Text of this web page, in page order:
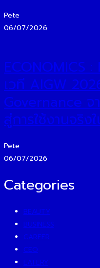
Pete
06/07/2026
ECONOMICS :
เวที AIGW
Governance จ
สู่การใช้งานจริง
Pete
06/07/2026
Categories
BEAUTY
BUSINESS
CAREER
CEO
EATERY